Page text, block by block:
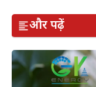
और पढ़ें